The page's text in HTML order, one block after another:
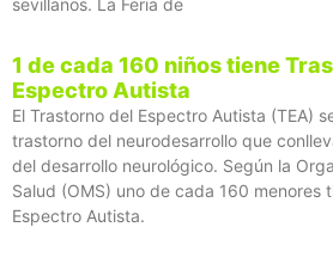
1 de cada 160 niños tiene
Espectro Autista
El Trastorno del Espectro Autista (TEA)
trastorno del neurodesarrollo que
del desarrollo neurológico. Según la
Salud (OMS) uno de cada 160 menores
Espectro Autista.